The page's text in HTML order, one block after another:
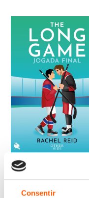
Consentir
preço
The Long Game:
Final